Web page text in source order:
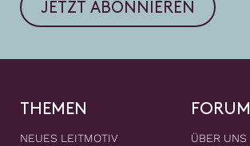
JETZT ABONNIEREN
THEMEN
NEUES LEITMOTIV
FORUM
ÜBER UNS